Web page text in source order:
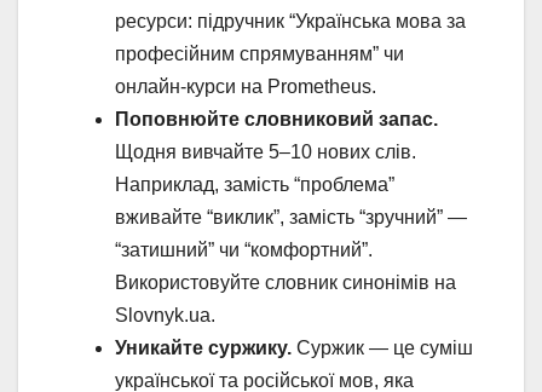
ресурси: підручник “Українська мова за
професійним спрямуванням” чи
онлайн-курси на Prometheus.
Поповнюйте словниковий запас.
Щодня вивчайте 5–10 нових слів.
Наприклад, замість “проблема”
вживайте “виклик”, замість “зручний” —
“затишний” чи “комфортний”.
Використовуйте словник синонімів на
Slovnyk.ua.
Уникайте суржику. Суржик — це суміш
української та російської мов, яка